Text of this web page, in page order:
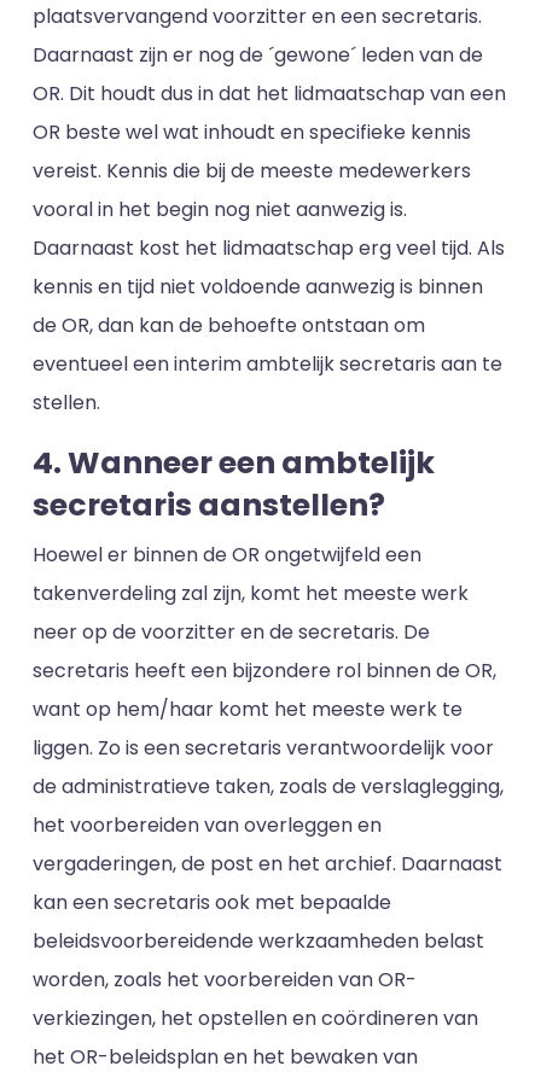
plaatsvervangend voorzitter en een secretaris.
Daarnaast zijn er nog de ´gewone´ leden van de
OR. Dit houdt dus in dat het lidmaatschap van een
OR beste wel wat inhoudt en specifieke kennis
vereist. Kennis die bij de meeste medewerkers
vooral in het begin nog niet aanwezig is.
Daarnaast kost het lidmaatschap erg veel tijd. Als
kennis en tijd niet voldoende aanwezig is binnen
de OR, dan kan de behoefte ontstaan om
eventueel een interim ambtelijk secretaris aan te
stellen.
4. Wanneer een ambtelijk
secretaris aanstellen?
Hoewel er binnen de OR ongetwijfeld een
takenverdeling zal zijn, komt het meeste werk
neer op de voorzitter en de secretaris. De
secretaris heeft een bijzondere rol binnen de OR,
want op hem/haar komt het meeste werk te
liggen. Zo is een secretaris verantwoordelijk voor
de administratieve taken, zoals de verslaglegging,
het voorbereiden van overleggen en
vergaderingen, de post en het archief. Daarnaast
kan een secretaris ook met bepaalde
beleidsvoorbereidende werkzaamheden belast
worden, zoals het voorbereiden van OR-
verkiezingen, het opstellen en coördineren van
het OR-beleidsplan en het bewaken van